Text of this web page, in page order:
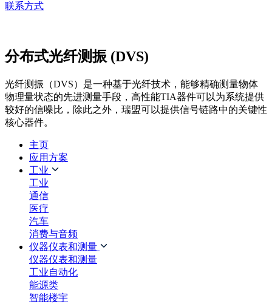
联系方式
分布式光纤测振 (DVS)
光纤测振（DVS）是一种基于光纤技术，能够精确测量物体
物理量状态的先进测量手段，高性能TIA器件可以为系统提供
较好的信噪比，除此之外，瑞盟可以提供信号链路中的关键性
核心器件。
主页
应用方案
工业
工业
通信
医疗
汽车
消费与音频
仪器仪表和测量
仪器仪表和测量
工业自动化
能源类
智能楼宇